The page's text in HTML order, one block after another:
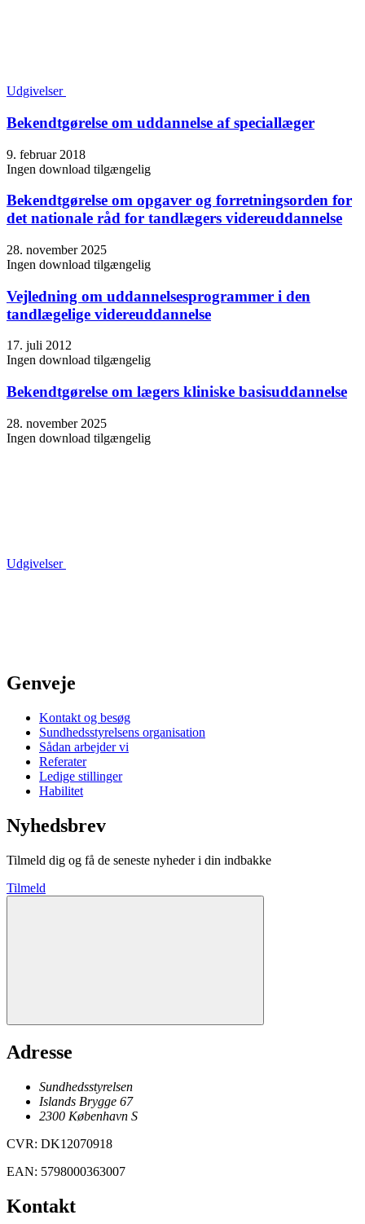
Udgivelser
Bekendtgørelse om uddannelse af speciallæger
9. februar 2018
Ingen download tilgængelig
Bekendtgørelse om opgaver og forretningsorden for
det nationale råd for tandlægers videreuddannelse
28. november 2025
Ingen download tilgængelig
Vejledning om uddannelsesprogrammer i den
tandlægelige videreuddannelse
17. juli 2012
Ingen download tilgængelig
Bekendtgørelse om lægers kliniske basisuddannelse
28. november 2025
Ingen download tilgængelig
Udgivelser
Genveje
Kontakt og besøg
Sundhedsstyrelsens organisation
Sådan arbejder vi
Referater
Ledige stillinger
Habilitet
Nyhedsbrev
Tilmeld dig og få de seneste nyheder i din indbakke
Tilmeld
Adresse
Sundhedsstyrelsen
Islands Brygge 67
2300 København S
CVR: DK12070918
EAN: 5798000363007
Kontakt